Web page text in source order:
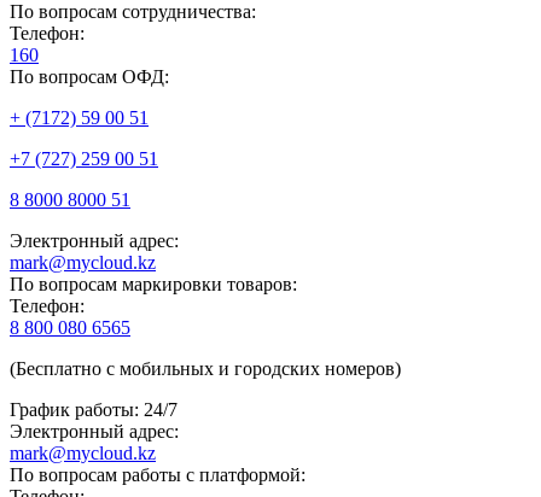
По вопросам сотрудничества:
Телефон:
160
По вопросам ОФД:
+ (7172) 59 00 51
+7 (727) 259 00 51
8 8000 8000 51
Электронный адрес:
mark@mycloud.kz
По вопросам маркировки товаров:
Телефон:
8 800 080 6565
(Бесплатно с мобильных и городских номеров)
График работы: 24/7
Электронный адрес:
mark@mycloud.kz
По вопросам работы с платформой: